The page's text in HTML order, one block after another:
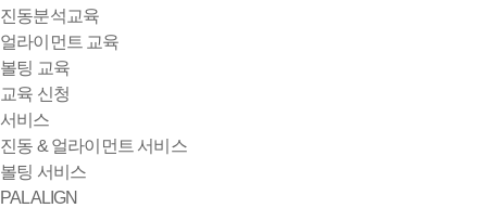
진동분석교육
얼라이먼트 교육
볼팅 교육
교육 신청
서비스
진동 & 얼라이먼트 서비스
볼팅 서비스
PALALIGN